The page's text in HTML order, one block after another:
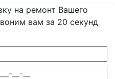
на ремонт Вашего
вам за 20 секунд